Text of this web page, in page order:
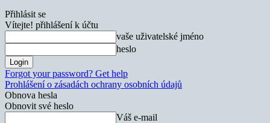
Přihlásit se
Vítejte! přihlášení k účtu
vaše uživatelské jméno
heslo
Forgot your password? Get help
Prohlášení o zásadách ochrany osobních údajů
Obnova hesla
Obnovit své heslo
Váš e-mail